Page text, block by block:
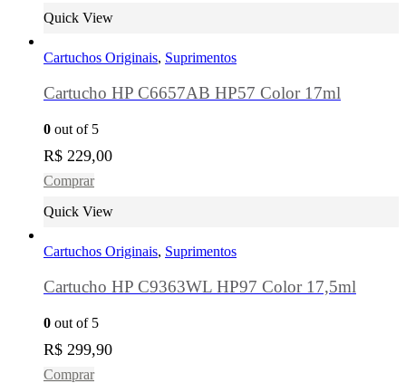
Quick View
Cartuchos Originais, Suprimentos
Cartucho HP C6657AB HP57 Color 17ml
0 out of 5
R$ 229,00
Comprar
Quick View
Cartuchos Originais, Suprimentos
Cartucho HP C9363WL HP97 Color 17,5ml
0 out of 5
R$ 299,90
Comprar